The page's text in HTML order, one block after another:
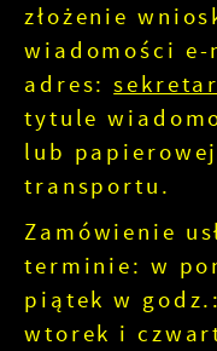
złożenie
wiadomości e-
adres:
tytule
lub
transportu.
Zamówienie
terminie: w
piątek w
wtorek i